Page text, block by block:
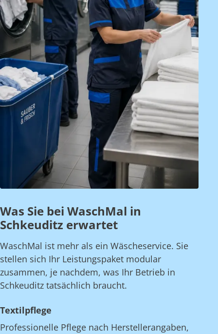
Was Sie bei WaschMal in
Schkeuditz erwartet
WaschMal ist mehr als ein Wäscheservice. Sie
stellen sich Ihr Leistungspaket modular
zusammen, je nachdem, was Ihr Betrieb in
Schkeuditz tatsächlich braucht.
Textilpflege
Professionelle Pflege nach Herstellerangaben,